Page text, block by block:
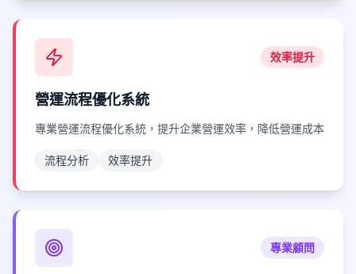
效率提升
營運流程優化系統
專業營運流程優化系統，提升企業營運效率，降低營運成本
流程分析 效率提升
專業顧問